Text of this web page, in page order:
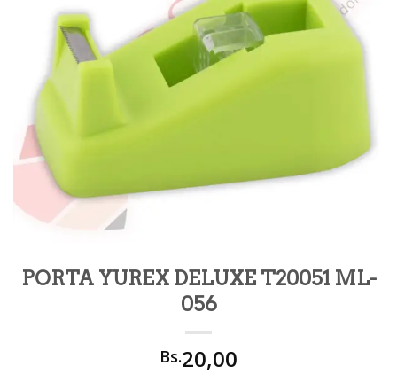
PORTA YUREX DELUXE T20051 ML-
056
Bs.20,00